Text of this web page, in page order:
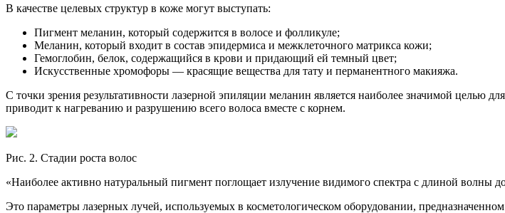
В качестве целевых структур в коже могут выступать:
Пигмент меланин, который содержится в волосе и фолликуле;
Меланин, который входит в состав эпидермиса и межклеточного матрикса кожи;
Гемоглобин, белок, содержащийся в крови и придающий ей темный цвет;
Искусственные хромофоры — красящие вещества для тату и перманентного макияжа.
С точки зрения результативности лазерной эпиляции меланин является наиболее значимой целью
приводит к нагреванию и разрушению всего волоса вместе с корнем.
Рис. 2. Стадии роста волос
Наиболее активно натуральный пигмент поглощает излучение видимого спектра с длиной волны
Это параметры лазерных лучей, используемых в косметологическом оборудовании,